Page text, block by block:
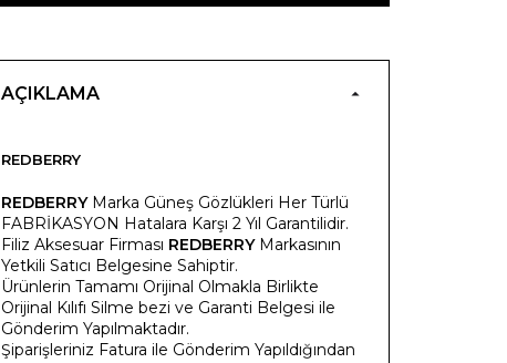
AÇIKLAMA
REDBERRY
REDBERRYMarka Güneş Gözlükleri Her Türlü
FABRİKASYON Hatalara Karşı 2 Yıl Garantilidir.
Filiz Aksesuar Firması REDBERRYMarkasının
Yetkili Satıcı Belgesine Sahiptir.
Ürünlerin Tamamı Orijinal Olmakla Birlikte
Orijinal Kılıfı Silme bezi ve Garanti Belgesi ile
Gönderim Yapılmaktadır.
Şiparişleriniz Fatura ile Gönderim Yapıldığından